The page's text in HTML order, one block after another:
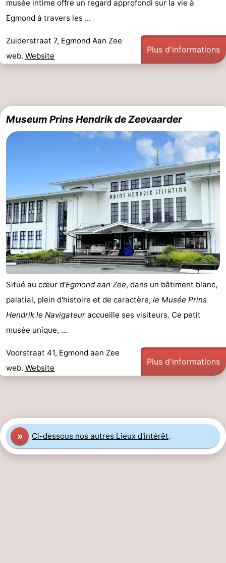
musée intime offre un regard approfondi sur la vie à
Egmond à travers les ...
Zuiderstraat 7, Egmond Aan Zee
web. Website
Plus d'informations
Museum Prins Hendrik de Zeevaarder
Situé au cœur d'Egmond aan Zee, dans un bâtiment blanc,
palatial, plein d'histoire et de caractère, le Musée Prins
Hendrik le Navigateur accueille ses visiteurs. Ce petit
musée unique, ...
Voorstraat 41, Egmond aan Zee
web. Website
Plus d'informations
» Ci-dessous nos autres Lieux d'intérêt.